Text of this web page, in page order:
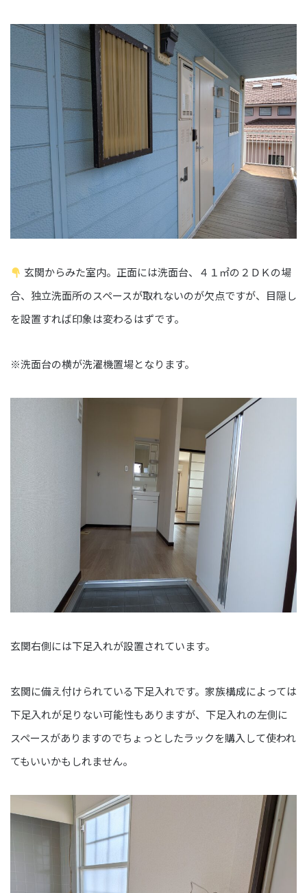
玄関からみた室内。正面には洗面台、４１㎡の２ＤＫの場
合、独立洗面所のスペースが取れないのが欠点ですが、目隠し
を設置すれば印象は変わるはずです。
※洗面台の横が洗濯機置場となります。
玄関右側には下足入れが設置されています。
玄関に備え付けられている下足入れです。家族構成によっては
下足入れが足りない可能性もありますが、下足入れの左側に
スペースがありますのでちょっとしたラックを購入して使われ
てもいいかもしれません。